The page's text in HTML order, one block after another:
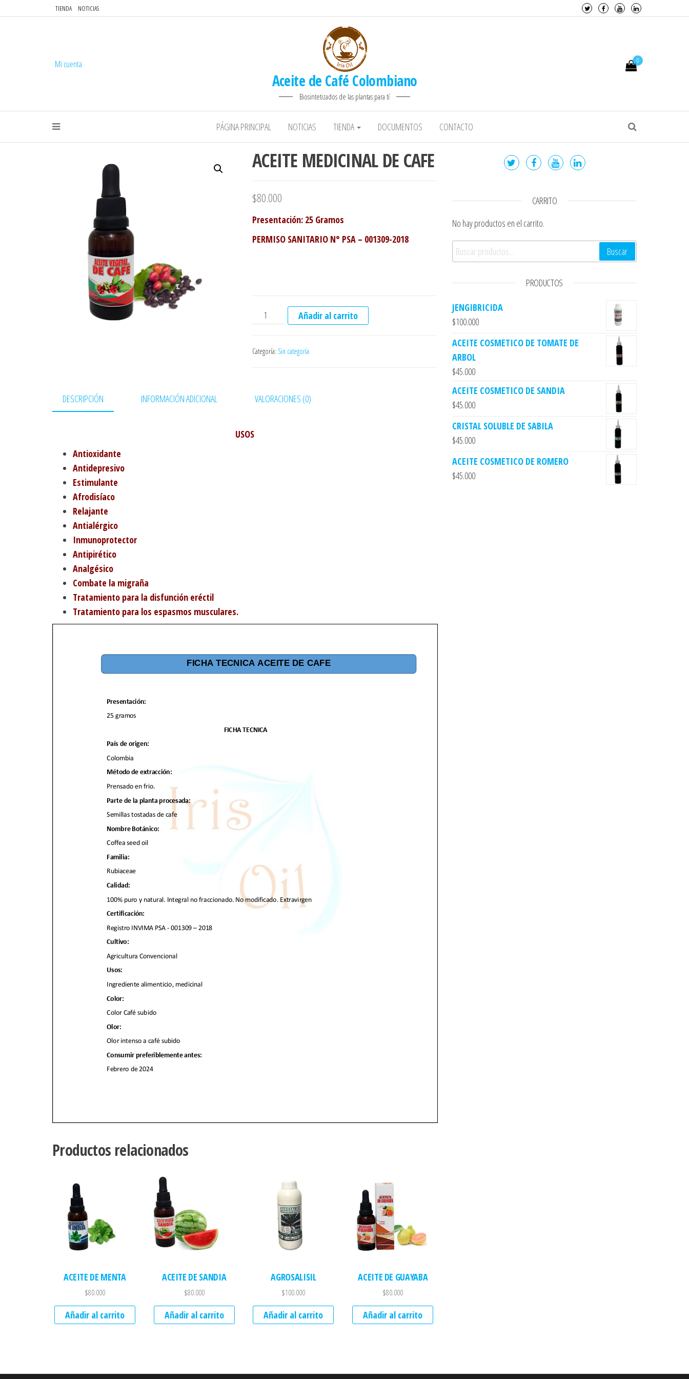
TIENDA NOTICIAS
Aceite de Café Colombiano
Biosintetizados de las plantas para tí
0
Mi cuenta
PÁGINA PRINCIPAL NOTICIAS TIENDA DOCUMENTOS CONTACTO
ACEITE MEDICINAL DE CAFE
$80.000
Presentación: 25 Gramos
PERMISO SANITARIO N° PSA – 001309-2018
ACEITE MEDICINAL DE CAFE cantidad
Añadir al carrito
Categoría: Sin categoría
DESCRIPCIÓN INFORMACIÓN ADICIONAL VALORACIONES (0)
USOS
Antioxidante
Antidepresivo
Estimulante
Afrodisíaco
Relajante
Antialérgico
Inmunoprotector
Antipirético
Analgésico
Combate la migraña
Tratamiento para la disfunción eréctil
Tratamiento para los espasmos musculares.
Productos relacionados
ACEITE DE MENTA
$80.000
Añadir al carrito
ACEITE DE SANDIA
$80.000
Añadir al carrito
AGROSALISIL
$100.000
Añadir al carrito
ACEITE DE GUAYABA
$80.000
Añadir al carrito
CARRITO
No hay productos en el carrito.
Buscar por:
Buscar
PRODUCTOS
JENGIBRICIDA
$100.000
ACEITE COSMETICO DE TOMATE DE
ARBOL
$45.000
ACEITE COSMETICO DE SANDIA
$45.000
CRISTAL SOLUBLE DE SABILA
$45.000
ACEITE COSMETICO DE ROMERO
$45.000